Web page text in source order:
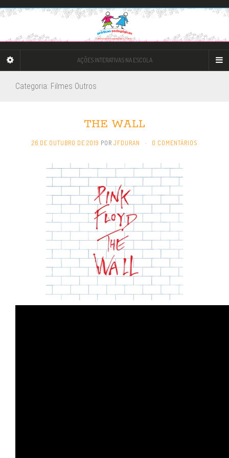
AÇÕES INTERATIVAS NA ESCOLA
Categoria: Filmes Outros
THE WALL
26 DE OUTUBRO DE 2019 POR JFDURAN · 0 COMENTÁRIOS